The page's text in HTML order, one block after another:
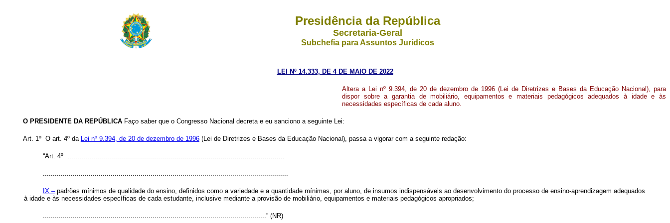
Presidência da República
Secretaria-Geral
Subchefia para Assuntos Jurídicos
LEI Nº 14.333, DE 4 DE MAIO DE 2022
Altera a Lei nº 9.394, de 20 de dezembro de 1996 (Lei de Diretrizes e Bases da Educação Nacional), para
dispor sobre a garantia de mobiliário, equipamentos e materiais pedagógicos adequados à idade e às
necessidades específicas de cada aluno.
O PRESIDENTE DA REPÚBLICAFaço saber que o Congresso Nacional decreta e eu sanciono a seguinte Lei:
Art. 1º O art. 4º da Lei nº 9.394, de 20 de dezembro de 1996(Lei de Diretrizes e Bases da Educação Nacional), passa a vigorar com a seguinte redação:
“Art. 4º .............................................................................................................
...........................................................................................................................
IX –padrões mínimos de qualidade do ensino, definidos como a variedade e a quantidade mínimas, por aluno, de insumos indispensáveis ao desenvolvimento do processo de ensino-aprendizagem adequados
à idade e às necessidades específicas de cada estudante, inclusive mediante a provisão de mobiliário, equipamentos e materiais pedagógicos apropriados;
................................................................................................................” (NR)